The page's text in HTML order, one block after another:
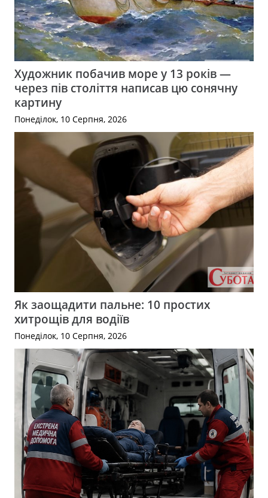
Художник побачив море у 13 років —
через пів століття написав цю сонячну
картину
Понеділок, 10 Серпня, 2026
Як заощадити пальне: 10 простих
хитрощів для водіїв
Понеділок, 10 Серпня, 2026